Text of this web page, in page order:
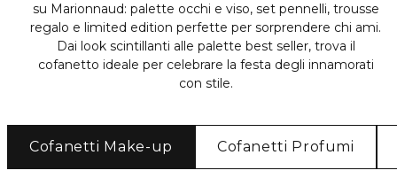
su Marionnaud: palette occhi e viso, set pennelli, trousse
regalo e limited edition perfette per sorprendere chi ami.
Dai look scintillanti alle palette best seller, trova il
cofanetto ideale per celebrare la festa degli innamorati
con stile.
Cofanetti Make-up Cofanetti Profumi